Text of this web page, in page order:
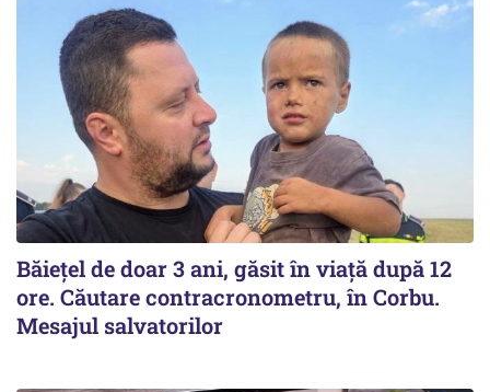
Băiețel de doar 3 ani, găsit în viață după 12
ore. Căutare contracronometru, în Corbu.
Mesajul salvatorilor